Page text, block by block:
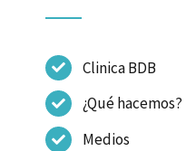
Clinica BDB
¿Qué hacemos?
Medios